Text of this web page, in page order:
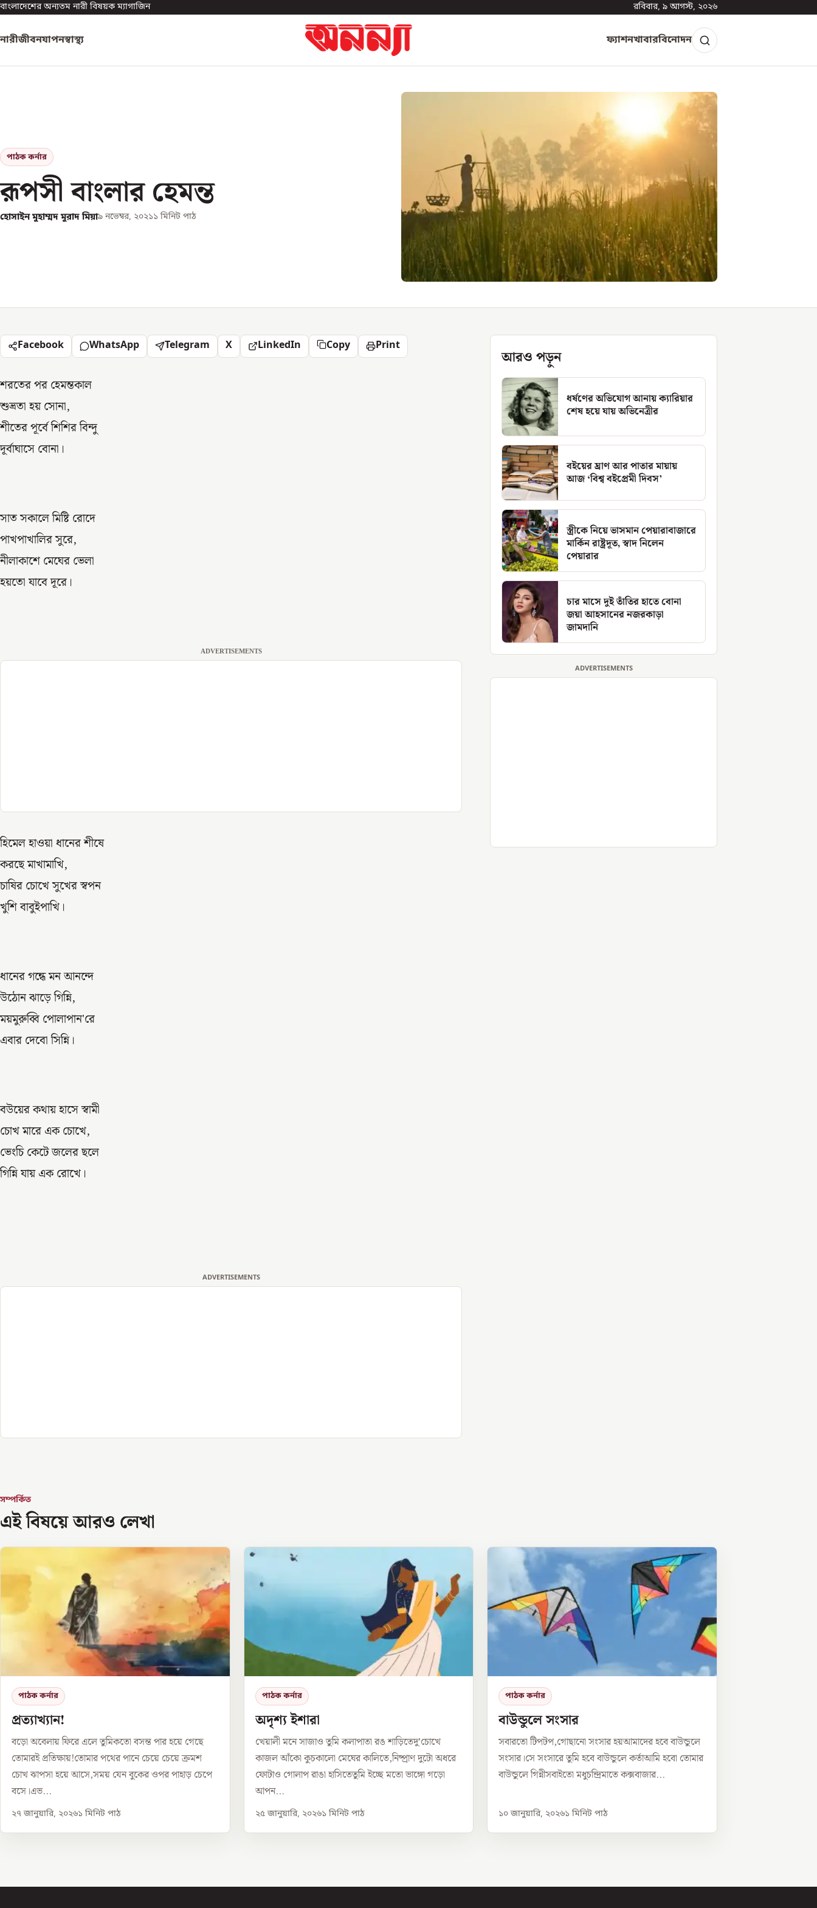
বাংলাদেশের অন্যতম নারী বিষয়ক ম্যাগাজিন রবিবার, ৯ আগস্ট, ২০২৬
নারীজীবনযাপনস্বাস্থ্য ফ্যাশনখাবারবিনোদন
পাঠক কর্নার
রূপসী বাংলার হেমন্ত
হোসাইন মুহাম্মদ মুরাদ মিয়া৯ নভেম্বর, ২০২১১ মিনিট পাঠ
Facebook WhatsApp Telegram X LinkedIn Copy Print
শরতের পর হেমন্তকাল
শুভ্রতা হয় সোনা,
শীতের পূর্বে শিশির বিন্দু
দূর্বাঘাসে বোনা।
সাত সকালে মিষ্টি রোদে
পাখপাখালির সুরে,
নীলাকাশে মেঘের ভেলা
হয়তো যাবে দূরে।
ADVERTISEMENTS
হিমেল হাওয়া ধানের শীষে
করছে মাখামাখি,
চাষির চোখে সুখের স্বপন
খুশি বাবুইপাখি।
ধানের গন্ধে মন আনন্দে
উঠোন ঝাড়ে গিন্নি,
ময়মুরুব্বি পোলাপান'রে
এবার দেবো সিন্নি।
বউয়ের কথায় হাসে স্বামী
চোখ মারে এক চোখে,
ভেংচি কেটে জলের ছলে
গিন্নি যায় এক রোখে।
ADVERTISEMENTS
আরও পড়ুন
ধর্ষণের অভিযোগ আনায় ক্যারিয়ার
শেষ হয়ে যায় অভিনেত্রীর
বইয়ের ঘ্রাণ আর পাতার মায়ায়
আজ ‘বিশ্ব বইপ্রেমী দিবস’
স্ত্রীকে নিয়ে ভাসমান পেয়ারাবাজারে
মার্কিন রাষ্ট্রদূত, স্বাদ নিলেন
পেয়ারার
চার মাসে দুই তাঁতির হাতে বোনা
জয়া আহসানের নজরকাড়া
জামদানি
ADVERTISEMENTS
সম্পর্কিত
এই বিষয়ে আরও লেখা
পাঠক কর্নার
প্রত্যাখ্যান!
বড়ো অবেলায় ফিরে এলে তুমিকতো বসন্ত পার হয়ে গেছে
তোমারই প্রতিক্ষায়!তোমার পথের পানে চেয়ে চেয়ে ক্রমশ
চোখ ঝাপসা হয়ে আসে,সময় যেন বুকের ওপর পাহাড় চেপে
বসে।এভ...
২৭ জানুয়ারি, ২০২৬১ মিনিট পাঠ
পাঠক কর্নার
অদৃশ্য ইশারা
খেয়ালী মনে সাজাও তুমি কলাপাতা রঙ শাড়িতেদু’চোখে
কাজল আঁকো কুচকালো মেঘের কালিতে,নিষ্প্রাণ দুটো অধরে
ফোটাও গোলাপ রাঙা হাসিতেতুমি ইচ্ছে মতো ভাঙ্গো গড়ো
আপন...
২৫ জানুয়ারি, ২০২৬১ মিনিট পাঠ
পাঠক কর্নার
বাউন্ডুলে সংসার
সবারতো টিপটপ,গোছানো সংসার হয়আমাদের হবে বাউন্ডুলে
সংসার।সে সংসারে তুমি হবে বাউন্ডুলে কর্তাআমি হবো তোমার
বাউন্ডুলে গিন্নীসবাইতো মধুচন্দ্রিমাতে কক্সবাজার...
১০ জানুয়ারি, ২০২৬১ মিনিট পাঠ